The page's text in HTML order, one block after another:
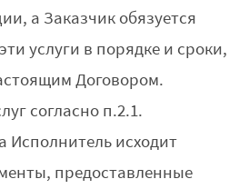
а Заказчик обязуется
услуги в порядке и сроки,
Договором.
согласно п.2.1.
Исполнитель исходит
предоставленные